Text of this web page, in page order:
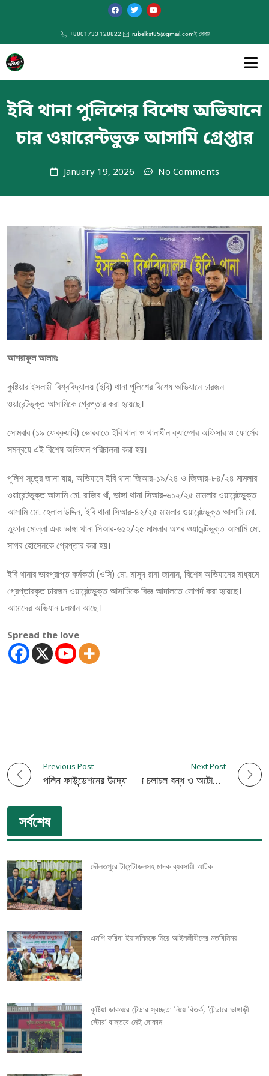
+8801733 128822 rubelkst85@gmail.comই-পেপার
ইবি থানা পুলিশের বিশেষ অভিযানে
চার ওয়ারেন্টভুক্ত আসামি গ্রেপ্তার
January 19, 2026 No Comments
আশরাফুল আলমঃ
কুষ্টিয়ার ইসলামী বিশ্ববিদ্যালয় (ইবি) থানা পুলিশের বিশেষ অভিযানে চারজন
ওয়ারেন্টভুক্ত আসামিকে গ্রেপ্তার করা হয়েছে।
সোমবার (১৯ ফেব্রুয়ারি) ভোররাতে ইবি থানা ও থানাধীন ক্যাম্পের অফিসার ও ফোর্সের
সমন্বয়ে এই বিশেষ অভিযান পরিচালনা করা হয়।
পুলিশ সূত্রে জানা যায়, অভিযানে ইবি থানা জিআর-১৯/২৪ ও জিআর-৮৪/২৪ মামলার
ওয়ারেন্টভুক্ত আসামি মো. রাজিব খাঁ, ভাঙ্গা থানা সিআর-৬১২/২৫ মামলার ওয়ারেন্টভুক্ত
আসামি মো. হেলাল উদ্দিন, ইবি থানা সিআর-৪২/২৫ মামলার ওয়ারেন্টভুক্ত আসামি মো.
তুফান মোল্লা এবং ভাঙ্গা থানা সিআর-৬১২/২৫ মামলার অপর ওয়ারেন্টভুক্ত আসামি মো.
সাগর হোসেনকে গ্রেপ্তার করা হয়।
ইবি থানার ভারপ্রাপ্ত কর্মকর্তা (ওসি) মো. মাসুদ রানা জানান, বিশেষ অভিযানের মাধ্যমে
গ্রেপ্তারকৃত চারজন ওয়ারেন্টভুক্ত আসামিকে বিজ্ঞ আদালতে সোপর্দ করা হয়েছে।
আমাদের অভিযান চলমান আছে।
Spread the love
P
o
t
n
a
v
i
a
t
i
Previous Post
পলিন ফাউন্ডেশনের উদ্যোগে শীতবস্ত্র বিতরণ
Next Post
হাইওয়ে সড়কে অবৈধ যান চলাচল বন্ধ ও অটোরিকশা নিয়ন্ত্রণের দাবিতে কুষ্টিয়ায় নিসচার মানববন্ধন
সর্বশেষ
দৌলতপুরে টাপেন্টাডলসহ মাদক ব্যবসায়ী আটক
এমপি ফরিদা ইয়াসমিনকে নিয়ে আইনজীবীদের মতবিনিময়
কুষ্টিয়া ডাকঘরে টেন্ডার স্বচ্ছতা নিয়ে বিতর্ক, ‘টেন্ডারে ভাঙ্গাড়ী
স্টোর’ বাস্তবে নেই দোকান